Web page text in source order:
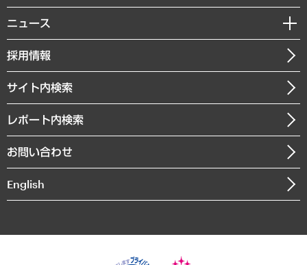
共生・ダイバーシティ
GRC（ガバナンス・リスク・コンプライアンス）・防災（政策）
経済・産業・雇用・労働
まちづくり・観光・交通・スポーツ・スマートシティ
自然資源・農林水産業・食料システム
経営用語集
受託・受注実績（官公庁関連）
メディア掲載・出演
MUFGビジネスセミナー
受託案件情報
私たちの想い
社長メッセージ
会社概要
沿革
組織図・本部部室紹介
インドネシア現地法人
個人情報保護方針
ニュース
ニュースリリース
お知らせ
採用情報
サイト内検索
レポート内検索
お問い合わせ
English